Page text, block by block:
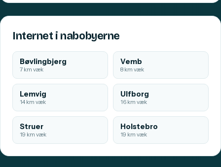
Internet i nabobyerne
Bøvlingbjerg
7 km væk
Vemb
8 km væk
Lemvig
14 km væk
Ulfborg
16 km væk
Struer
19 km væk
Holstebro
19 km væk